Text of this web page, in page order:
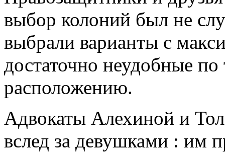
выбор колоний был не
выбрали варианты с
достаточно неудобные
расположению.
Адвокаты Алехиной и
вслед за девушками : им